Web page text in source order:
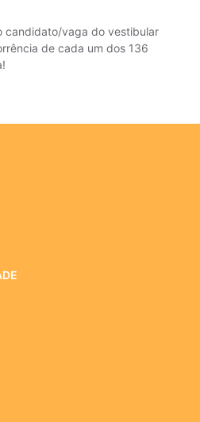
candidato/vaga do vestibular
de cada um dos 136